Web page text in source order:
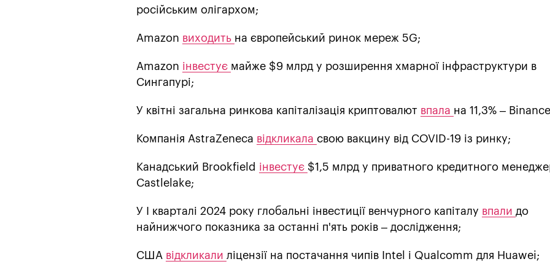
російським олігархом;
Amazon виходить на європейський ринок мереж 5G;
Amazon інвестує майже $9 млрд у розширення хмарної інфраструктури в
Сингапурі;
У квітні загальна ринкова капіталізація криптовалют впала на 11,3% –
Компанія AstraZeneca відкликала свою вакцину від COVID-19 із ринку;
Канадський Brookfield інвестує $1,5 млрд у приватного кредитного
Castlelake;
У І кварталі 2024 року глобальні інвестиції венчурного капіталу впали до
найнижчого показника за останні п'ять років – дослідження;
США відкликали ліцензії на постачання чипів Intel і Qualcomm для Huawei;